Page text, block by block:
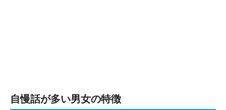
自慢話が多い男女の特徴